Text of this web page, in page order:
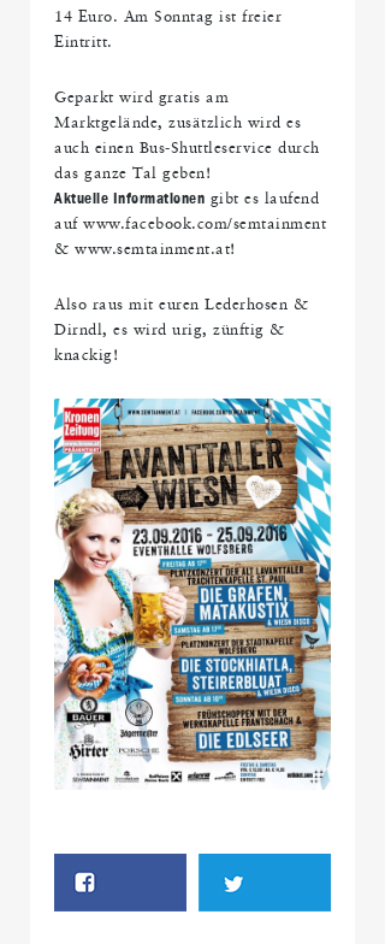
14 Euro. Am Sonntag ist freier
Eintritt.
Geparkt wird gratis am
Marktgelände, zusätzlich wird es
auch einen Bus-Shuttleservice durch
das ganze Tal geben!
Aktuelle Informationen gibt es laufend
auf www.facebook.com/semtainment
& www.semtainment.at!
Also raus mit euren Lederhosen &
Dirndl, es wird urig, zünftig &
knackig!